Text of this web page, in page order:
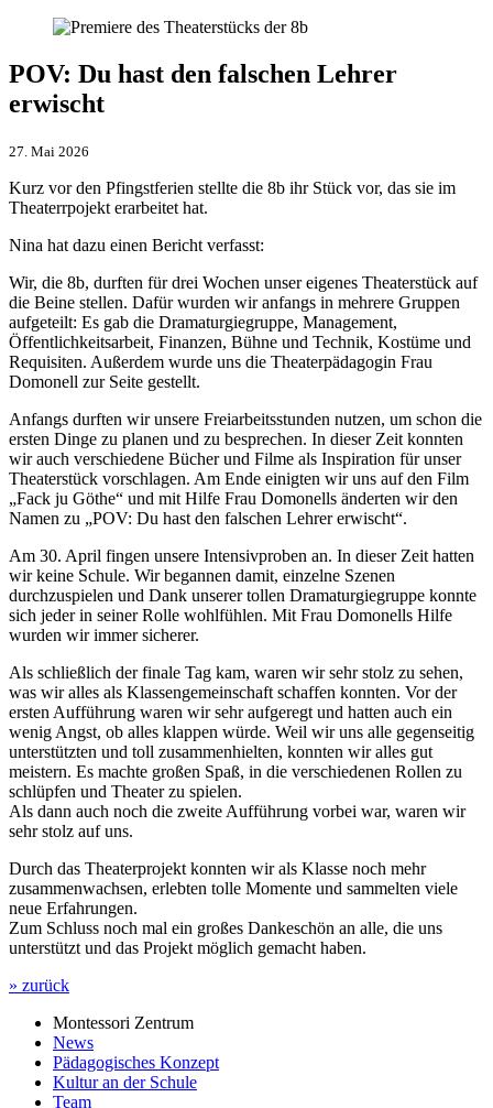
POV: Du hast den falschen Lehrer
erwischt
27. Mai 2026
Kurz vor den Pfingstferien stellte die 8b ihr Stück vor, das sie im
Theaterrpojekt erarbeitet hat.
Nina hat dazu einen Bericht verfasst:
Wir, die 8b, durften für drei Wochen unser eigenes Theaterstück auf
die Beine stellen. Dafür wurden wir anfangs in mehrere Gruppen
aufgeteilt: Es gab die Dramaturgiegruppe, Management,
Öffentlichkeitsarbeit, Finanzen, Bühne und Technik, Kostüme und
Requisiten. Außerdem wurde uns die Theaterpädagogin Frau
Domonell zur Seite gestellt.
Anfangs durften wir unsere Freiarbeitsstunden nutzen, um schon die
ersten Dinge zu planen und zu besprechen. In dieser Zeit konnten
wir auch verschiedene Bücher und Filme als Inspiration für unser
Theaterstück vorschlagen. Am Ende einigten wir uns auf den Film
„Fack ju Göthe“ und mit Hilfe Frau Domonells änderten wir den
Namen zu „POV: Du hast den falschen Lehrer erwischt“.
Am 30. April fingen unsere Intensivproben an. In dieser Zeit hatten
wir keine Schule. Wir begannen damit, einzelne Szenen
durchzuspielen und Dank unserer tollen Dramaturgiegruppe konnte
sich jeder in seiner Rolle wohlfühlen. Mit Frau Domonells Hilfe
wurden wir immer sicherer.
Als schließlich der finale Tag kam, waren wir sehr stolz zu sehen,
was wir alles als Klassengemeinschaft schaffen konnten. Vor der
ersten Aufführung waren wir sehr aufgeregt und hatten auch ein
wenig Angst, ob alles klappen würde. Weil wir uns alle gegenseitig
unterstützten und toll zusammenhielten, konnten wir alles gut
meistern. Es machte großen Spaß, in die verschiedenen Rollen zu
schlüpfen und Theater zu spielen.
Als dann auch noch die zweite Aufführung vorbei war, waren wir
sehr stolz auf uns.
Durch das Theaterprojekt konnten wir als Klasse noch mehr
zusammenwachsen, erlebten tolle Momente und sammelten viele
neue Erfahrungen.
Zum Schluss noch mal ein großes Dankeschön an alle, die uns
unterstützt und das Projekt möglich gemacht haben.
» zurück
Montessori Zentrum
News
Pädagogisches Konzept
Kultur an der Schule
Team